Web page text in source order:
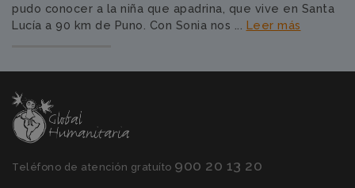
pudo conocer a la niña que apadrina, que vive en Santa
Lucía a 90 km de Puno. Con Sonia nos ... Leer más
Teléfono de atención gratuíto 900 20 13 20